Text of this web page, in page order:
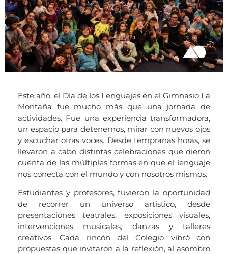
Este año, el Día de los Lenguajes en el Gimnasio La
Montaña fue mucho más que una jornada de
actividades. Fue una experiencia transformadora,
un espacio para detenernos, mirar con nuevos ojos
y escuchar otras voces. Desde tempranas horas, se
llevaron a cabo distintas celebraciones que dieron
cuenta de las múltiples formas en que el lenguaje
nos conecta con el mundo y con nosotros mismos.
Estudiantes y profesores, tuvieron la oportunidad
de recorrer un universo artístico, desde
presentaciones teatrales, exposiciones visuales,
intervenciones musicales, danzas y talleres
creativos. Cada rincón del Colegio vibró con
propuestas que invitaron a la reflexión, al asombro